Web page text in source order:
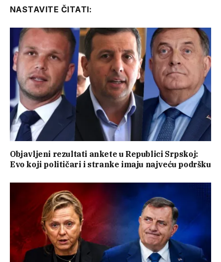
NASTAVITE ČITATI:
Objavljeni rezultati ankete u Republici Srpskoj:
Evo koji političari i stranke imaju najveću podršku